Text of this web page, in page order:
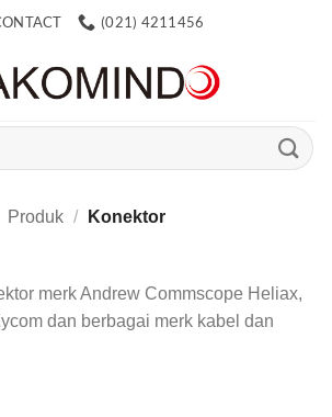
(021) 4211456
Produk / Konektor
merk Andrew Commscope Heliax,
dan berbagai merk kabel dan